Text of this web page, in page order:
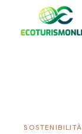
SOSTENIBILITÀ